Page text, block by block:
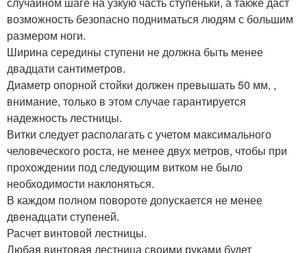
возможность безопасно подниматься людям с большим
размером ноги.
Ширина середины ступени не должна быть менее
двадцати сантиметров.
Диаметр опорной стойки должен превышать 50 мм, ,
внимание, только в этом случае гарантируется
надежность лестницы.
Витки следует располагать с учетом максимального
человеческого роста, не менее двух метров, чтобы при
прохождении под следующим витком не было
необходимости наклоняться.
В каждом полном повороте допускается не менее
двенадцати ступеней.
Расчет винтовой лестницы.
Любая винтовая лестница своими руками будет